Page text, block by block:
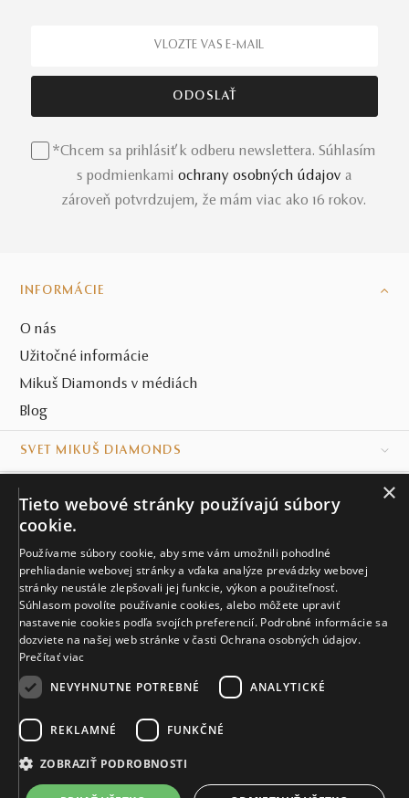
*Chcem sa prihlásiť k odberu newslettera. Súhlasím
s podmienkami ochrany osobných údajov a
zároveň potvrdzujem, že mám viac ako 16 rokov.
INFORMÁCIE
O nás
Užitočné informácie
Mikuš Diamonds v médiách
Blog
SVET MIKUŠ DIAMONDS
KONTAKT
Naše klenotníctva
Sídlo spoločnosti
© MIKUŠ DIAMONDS, A.S. 2026. VŠETKY PRÁVA VYHRADENÉ.
×
Tieto webové stránky používajú súbory
cookie.
Používame súbory cookie, aby sme vám umožnili pohodlné
prehliadanie webovej stránky a vďaka analýze prevádzky webovej
stránky neustále zlepšovali jej funkcie, výkon a použiteľnosť.
Súhlasom povolíte používanie cookies, alebo môžete upraviť
nastavenie cookies podľa svojích preferencií. Podrobné informácie sa
dozviete na našej web stránke v časti Ochrana osobných údajov.
Prečítať viac
NEVYHNUTNE POTREBNÉ
ANALYTICKÉ
REKLAMNÉ FUNKČNÉ
ZOBRAZIŤ PODROBNOSTI